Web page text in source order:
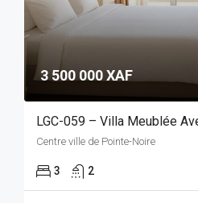
3 500 000 XAF
Centre ville de Pointe-Noire
3 2